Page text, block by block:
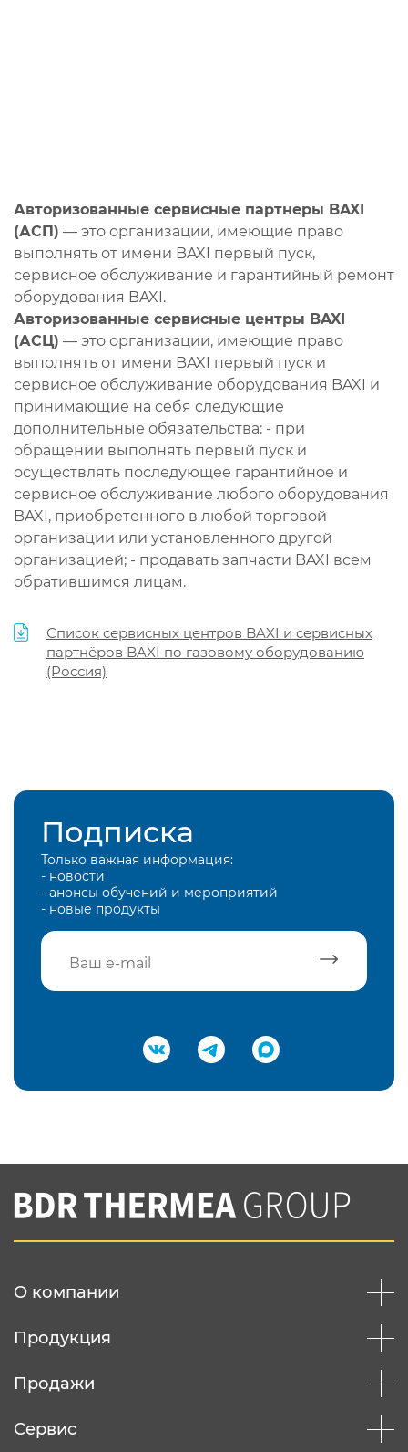
Авторизованные сервисные партнеры BAXI
(АСП) — это организации, имеющие право
выполнять от имени BAXI первый пуск,
сервисное обслуживание и гарантийный ремонт
оборудования BAXI.
Авторизованные сервисные центры BAXI
(АСЦ) — это организации, имеющие право
выполнять от имени BAXI первый пуск и
сервисное обслуживание оборудования BAXI и
принимающие на себя следующие
дополнительные обязательства: - при
обращении выполнять первый пуск и
осуществлять последующее гарантийное и
сервисное обслуживание любого оборудования
BAXI, приобретенного в любой торговой
организации или установленного другой
организацией; - продавать запчасти BAXI всем
обратившимся лицам.
Список сервисных центров BAXI и сервисных
партнёров BAXI по газовому оборудованию
(Россия)
Подписка
Только важная информация:
- новости
- анонсы обучений и мероприятий
- новые продукты
Подтвердить e-mail
Вы соглашаетесь с нашей политикой
конфеденциальности
О компании
Продукция
Продажи
Сервис